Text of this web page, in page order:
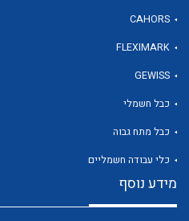
CAHORS
FLEXIMARK
GEWISS
כבל חשמלי
כבל מתח גבוה
כלי עבודה חשמליים
מידע נוסף